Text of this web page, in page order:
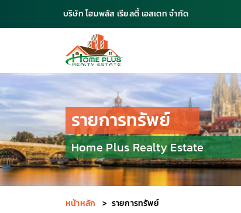
บริษัท โฮมพลัส เรียลตี้ เอสเตท จำกัด
รายการทรัพย์
Home Plus Realty Estate
หน้าหลัก > รายการทรัพย์